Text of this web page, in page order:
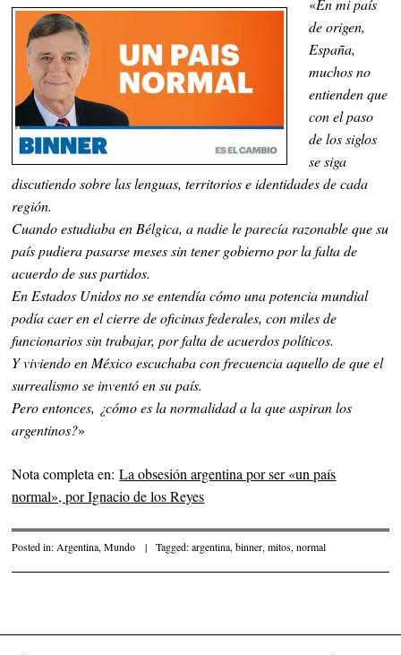
«En mi país
de origen,
España,
muchos no
entienden que
con el paso
de los siglos
se siga
discutiendo sobre las lenguas, territorios e identidades de cada
región.
Cuando estudiaba en Bélgica, a nadie le parecía razonable que su
país pudiera pasarse meses sin tener gobierno por la falta de
acuerdo de sus partidos.
En Estados Unidos no se entendía cómo una potencia mundial
podía caer en el cierre de oficinas federales, con miles de
funcionarios sin trabajar, por falta de acuerdos políticos.
Y viviendo en México escuchaba con frecuencia aquello de que el
surrealismo se inventó en su país.
Pero entonces, ¿cómo es la normalidad a la que aspiran los
argentinos?»
Nota completa en:La obsesión argentina por ser «un país
normal», por Ignacio de los Reyes
Posted in: Argentina,Mundo | Tagged:argentina,binner,mitos,normal